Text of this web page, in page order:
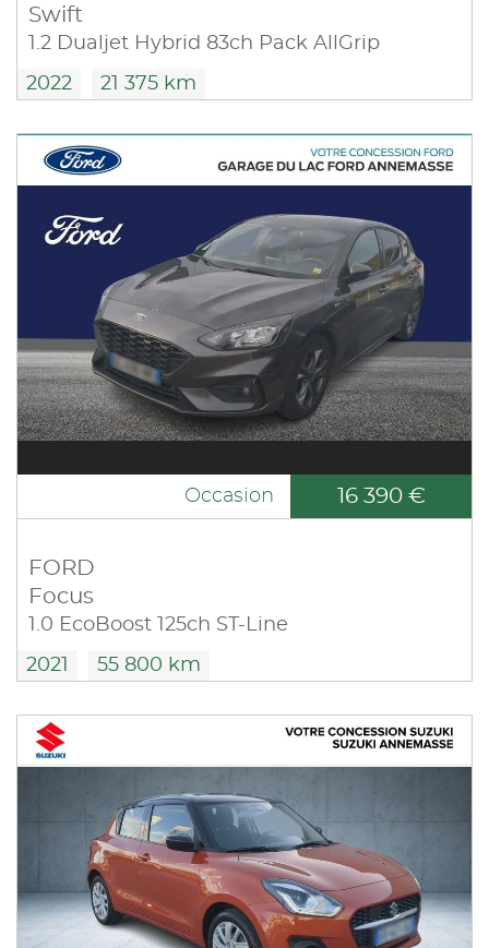
Swift
1.2 Dualjet Hybrid 83ch Pack AllGrip
2022 21 375 km
Occasion 16 390 €
FORD
Focus
1.0 EcoBoost 125ch ST-Line
2021 55 800 km